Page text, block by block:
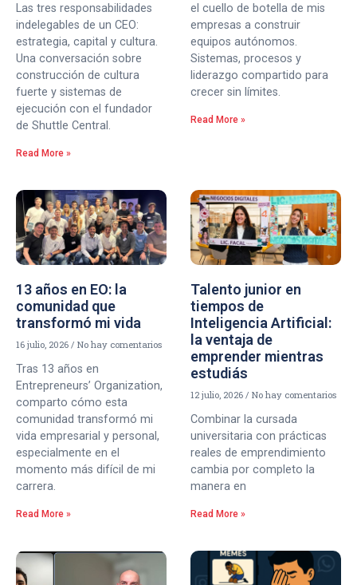
Las tres responsabilidades
indelegables de un CEO:
estrategia, capital y cultura.
Una conversación sobre
construcción de cultura
fuerte y sistemas de
ejecución con el fundador
de Shuttle Central.
Read More »
el cuello de botella de mis
empresas a construir
equipos autónomos.
Sistemas, procesos y
liderazgo compartido para
crecer sin límites.
Read More »
13 años en EO: la
comunidad que
transformó mi vida
16 julio, 2026 No hay comentarios
Tras 13 años en
Entrepreneurs’ Organization,
comparto cómo esta
comunidad transformó mi
vida empresarial y personal,
especialmente en el
momento más difícil de mi
carrera.
Read More »
Talento junior en
tiempos de
Inteligencia Artificial:
la ventaja de
emprender mientras
estudiás
12 julio, 2026 No hay comentarios
Combinar la cursada
universitaria con prácticas
reales de emprendimiento
cambia por completo la
manera en
Read More »